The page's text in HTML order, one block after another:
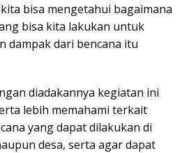
kita bisa mengetahui bagaimana
bisa kita lakukan untuk
dampak dari bencana itu
diadakannya kegiatan ini
lebih memahami terkait
yang dapat dilakukan di
desa, serta agar dapat